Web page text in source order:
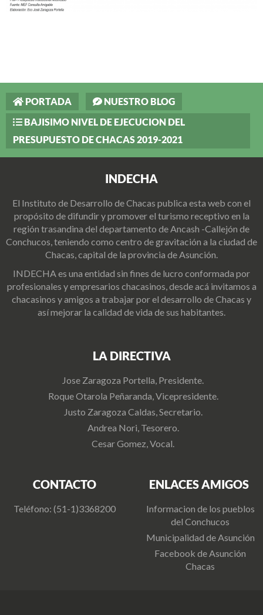
PORTADA
NUESTRO BLOG
BAJISIMO NIVEL DE EJECUCION DEL
PRESUPUESTO DE CHACAS 2019-2021
INDECHA
El Instituto de Desarrollo de Chacas publica esta web con el
propósito de difundir y promover el turismo receptivo en la
región trasandina del departamento de Ancash -Callejón de
Conchucos, teniendo como centro de gravitación a la ciudad de
Chacas, capital de la provincia de Asunción.
INDECHA es una entidad sin fines de lucro conformada por
profesionales y empresarios chacasinos, desde acá invitamos a
chacasinos y amigos a trabajar por el desarrollo de Chacas y
así mejorar la calidad de vida de sus habitantes.
LA DIRECTIVA
Jose Zaragoza Portella, Presidente.
Roque Otarola Peñaranda, Vicepresidente.
Justo Zaragoza Caldas, Secretario.
Andrea Nori, Tesorero.
Cesar Gomez, Vocal.
CONTACTO
Teléfono: (51-1)3368200
ENLACES AMIGOS
Informacion de los pueblos
del Conchucos
Municipalidad de Asunción
Facebook de Asunción
Chacas